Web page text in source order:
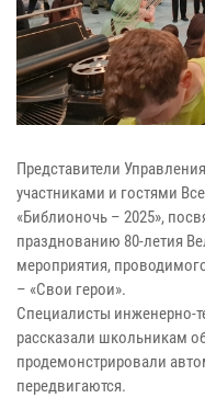
Представители
участниками и гостями
«Библионочь – 2025»,
празднованию 80-летия
мероприятия,
– «Свои герои».
Специалисты инженерно-
рассказали школьникам
продемонстрировали
передвигаются.